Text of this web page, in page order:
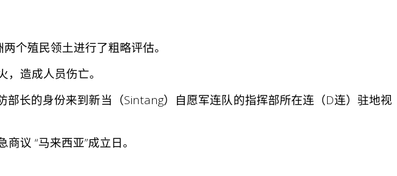
个殖民领土进行了粗略评估。
造成人员伤亡。
部长的身份来到新当 （Sintang）自愿军连队的指挥部所在连（D连）驻地视
议 “马来西亚”成立日。